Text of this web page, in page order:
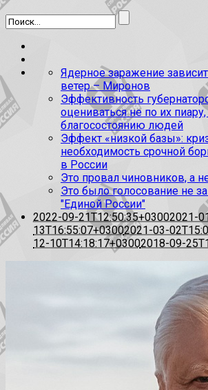
Ядерное заражение зависит
ветер – Миронов
Эффективность
оцениваться не по их
благосостоянию людей
Эффект «низкой базы»:
необходимость срочной
в России
Это провал чиновников, а
Это было голосование не
"Единой России"
2022-09-21T12:50:35+03002021-
13T16:55:07+03002021-03-
12-10T14:18:17+03002018-09-